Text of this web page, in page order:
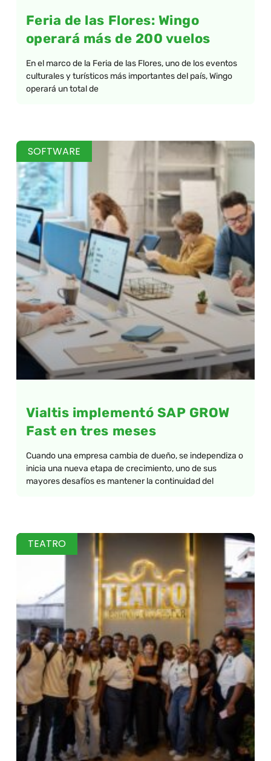
Feria de las Flores: Wingo
operará más de 200 vuelos
En el marco de la Feria de las Flores, uno de los eventos
culturales y turísticos más importantes del país, Wingo
operará un total de
SOFTWARE
Vialtis implementó SAP GROW
Fast en tres meses
Cuando una empresa cambia de dueño, se independiza o
inicia una nueva etapa de crecimiento, uno de sus
mayores desafíos es mantener la continuidad del
TEATRO